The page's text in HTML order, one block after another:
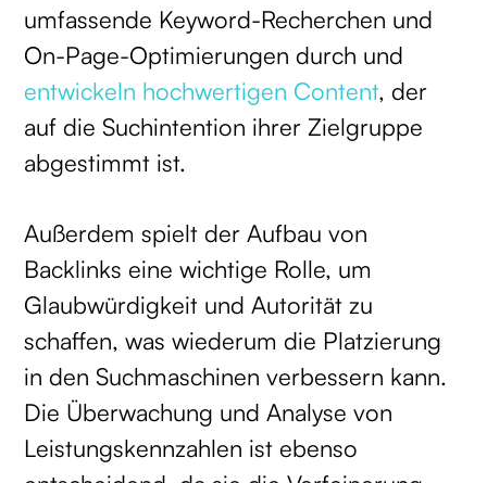
umfassende Keyword-Recherchen und
On-Page-Optimierungen durch und
entwickeln hochwertigen Content, der
auf die Suchintention ihrer Zielgruppe
abgestimmt ist.
Außerdem spielt der Aufbau von
Backlinks eine wichtige Rolle, um
Glaubwürdigkeit und Autorität zu
schaffen, was wiederum die Platzierung
in den Suchmaschinen verbessern kann.
Die Überwachung und Analyse von
Leistungskennzahlen ist ebenso